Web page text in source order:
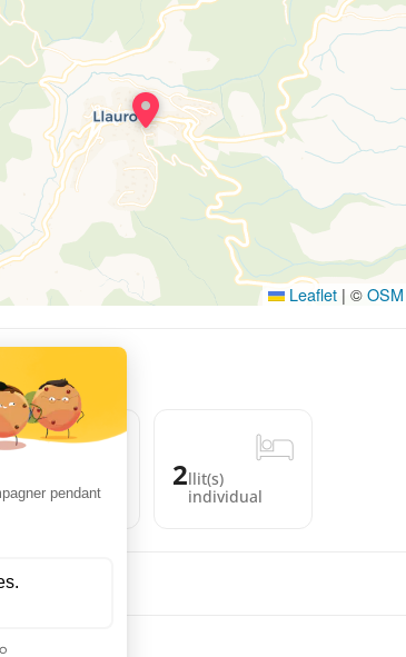
Leaflet | ©OSM
2llit(s)
individual